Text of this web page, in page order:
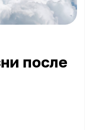
после